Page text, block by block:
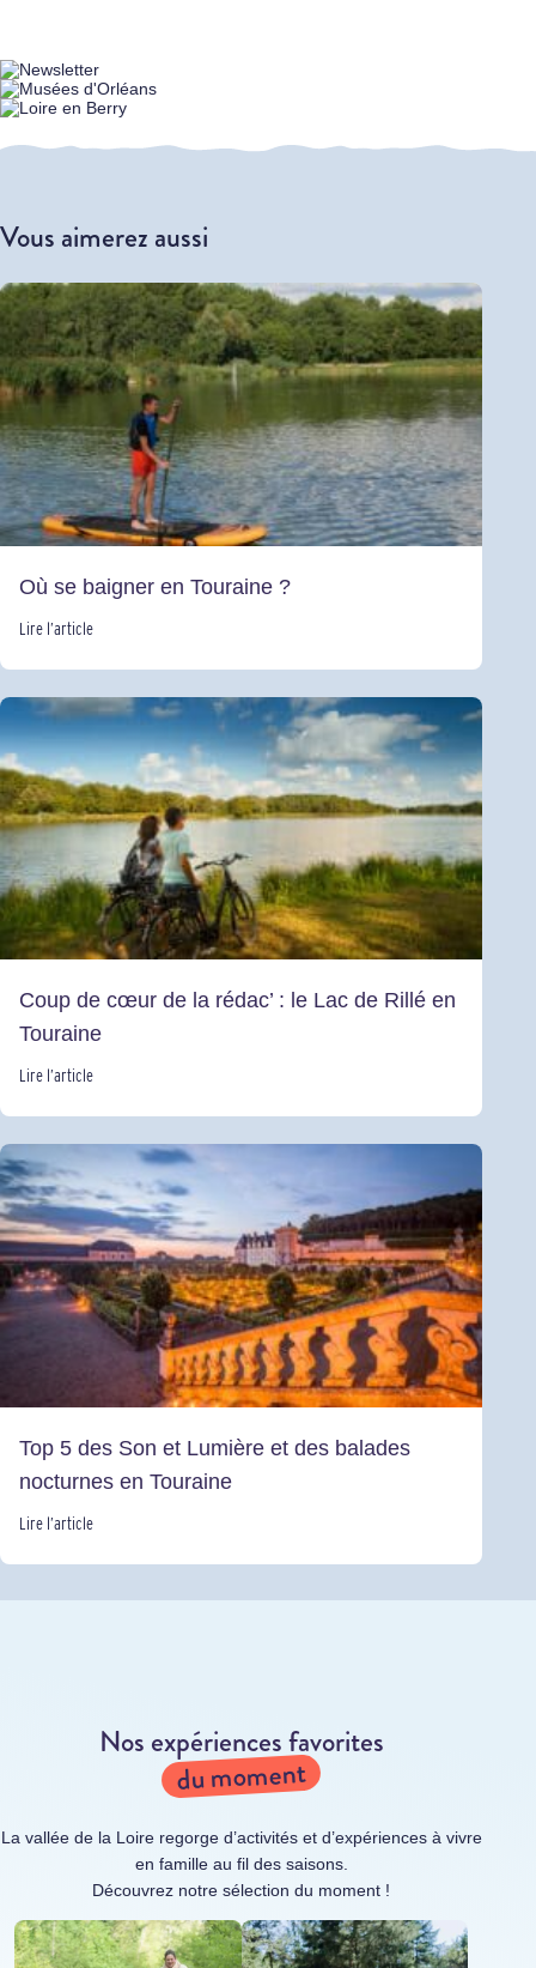
Vous aimerez aussi
Où se baigner en Touraine ?
Lire l’article
Coup de cœur de la rédac’ : le Lac de Rillé en
Touraine
Lire l’article
Top 5 des Son et Lumière et des balades
nocturnes en Touraine
Lire l’article
Nos expériences favorites
du moment
La vallée de la Loire regorge d’activités et d’expériences à vivre
en famille au fil des saisons.
Découvrez notre sélection du moment !